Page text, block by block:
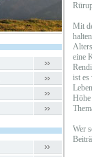
Mit
eine
ist es
Wer